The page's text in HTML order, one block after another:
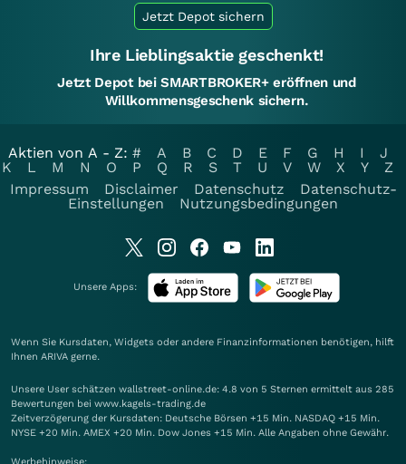
Jetzt Depot sichern
Ihre Lieblingsaktie geschenkt!
Jetzt Depot bei SMARTBROKER+ eröffnen und
Willkommensgeschenk sichern.
Aktien von A - Z: # A B C D E F G H I
J
K
L M N O P Q R S T U V W X Y
Z
Impressum
Disclaimer Datenschutz
Datenschutz-
Einstellungen
Nutzungsbedingungen
Unsere Apps:
Wenn Sie Kursdaten, Widgets oder andere Finanzinformationen benötigen, hilft
Ihnen ARIVA gerne.
Unsere User schätzen wallstreet-online.de: 4.8 von 5 Sternen ermittelt aus 285
Bewertungen bei www.kagels-trading.de
Zeitverzögerung der Kursdaten: Deutsche Börsen +15 Min. NASDAQ +15 Min.
NYSE +20 Min. AMEX +20 Min. Dow Jones +15 Min. Alle Angaben ohne Gewähr.